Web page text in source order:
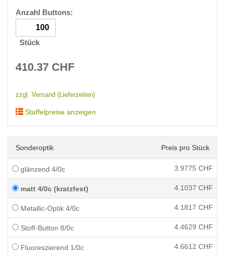
Anzahl Buttons:
Stück
410.37 CHF
zzgl. Versand (Lieferzeiten)
Staffelpreise anzeigen
Sonderoptik Preis pro Stück
glänzend 4/0c 3.9775 CHF
matt 4/0c (kratzfest) 4.1037 CHF
Metallic-Optik 4/0c 4.1817 CHF
Stoff-Button 8/0c 4.4629 CHF
Fluoreszierend 1/0c 4.6612 CHF